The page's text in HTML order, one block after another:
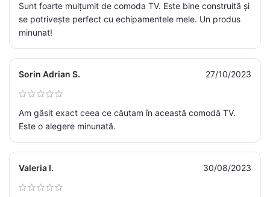
Sunt foarte mulțumit de comoda TV. Este bine construită și
se potrivește perfect cu echipamentele mele. Un produs
minunat!
Sorin Adrian S. 27/10/2023
Am găsit exact ceea ce căutam în această comodă TV.
Este o alegere minunată.
Valeria I. 30/08/2023